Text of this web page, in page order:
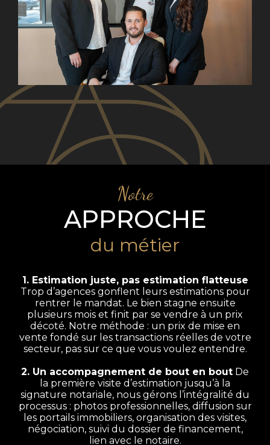
Notre
APPROCHE
du métier
1. Estimation juste, pas estimation flatteuse
Trop d’agences gonflent leurs estimations pour
rentrer le mandat. Le bien stagne ensuite
plusieurs mois et finit par se vendre à un prix
décoté. Notre méthode : un prix de mise en
vente fondé sur les transactions réelles de votre
secteur, pas sur ce que vous voulez entendre.
2. Un accompagnement de bout en bout De
la première visite d’estimation jusqu’à la
signature notariale, nous gérons l’intégralité du
processus : photos professionnelles, diffusion sur
les portails immobiliers, organisation des visites,
négociation, suivi du dossier de financement,
lien avec le notaire.